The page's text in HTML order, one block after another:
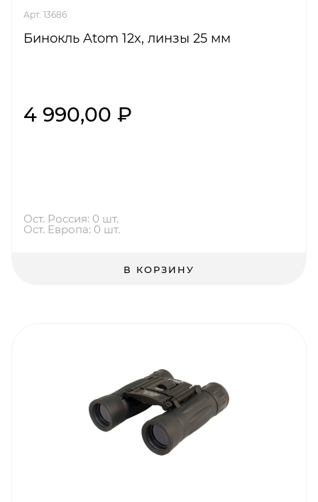
Арт. 13686
Бинокль Atom 12x, линзы 25 мм
4 990,00 ₽
Ост. Россия: 0 шт.
Ост. Европа: 0 шт.
В КОРЗИНУ